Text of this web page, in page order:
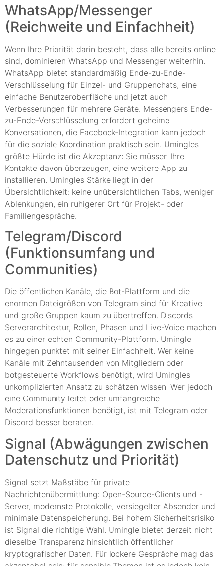
WhatsApp/Messenger
(Reichweite und Einfachheit)
Wenn Ihre Priorität darin besteht, dass alle bereits online
sind, dominieren WhatsApp und Messenger weiterhin.
WhatsApp bietet standardmäßig Ende-zu-Ende-
Verschlüsselung für Einzel- und Gruppenchats, eine
einfache Benutzeroberfläche und jetzt auch
Verbesserungen für mehrere Geräte. Messengers Ende-
zu-Ende-Verschlüsselung erfordert geheime
Konversationen, die Facebook-Integration kann jedoch
für die soziale Koordination praktisch sein. Umingles
größte Hürde ist die Akzeptanz: Sie müssen Ihre
Kontakte davon überzeugen, eine weitere App zu
installieren. Umingles Stärke liegt in der
Übersichtlichkeit: keine unübersichtlichen Tabs, weniger
Ablenkungen, ein ruhigerer Ort für Projekt- oder
Familiengespräche.
Telegram/Discord
(Funktionsumfang und
Communities)
Die öffentlichen Kanäle, die Bot-Plattform und die
enormen Dateigrößen von Telegram sind für Kreative
und große Gruppen kaum zu übertreffen. Discords
Serverarchitektur, Rollen, Phasen und Live-Voice machen
es zu einer echten Community-Plattform. Umingle
hingegen punktet mit seiner Einfachheit. Wer keine
Kanäle mit Zehntausenden von Mitgliedern oder
botgesteuerte Workflows benötigt, wird Umingles
unkomplizierten Ansatz zu schätzen wissen. Wer jedoch
eine Community leitet oder umfangreiche
Moderationsfunktionen benötigt, ist mit Telegram oder
Discord besser beraten.
Signal (Abwägungen zwischen
Datenschutz und Priorität)
Signal setzt Maßstäbe für private
Nachrichtenübermittlung: Open-Source-Clients und -
Server, modernste Protokolle, versiegelter Absender und
minimale Datenspeicherung. Bei hohem Sicherheitsrisiko
ist Signal die richtige Wahl. Umingle bietet derzeit nicht
dieselbe Transparenz hinsichtlich öffentlicher
kryptografischer Daten. Für lockere Gespräche mag das